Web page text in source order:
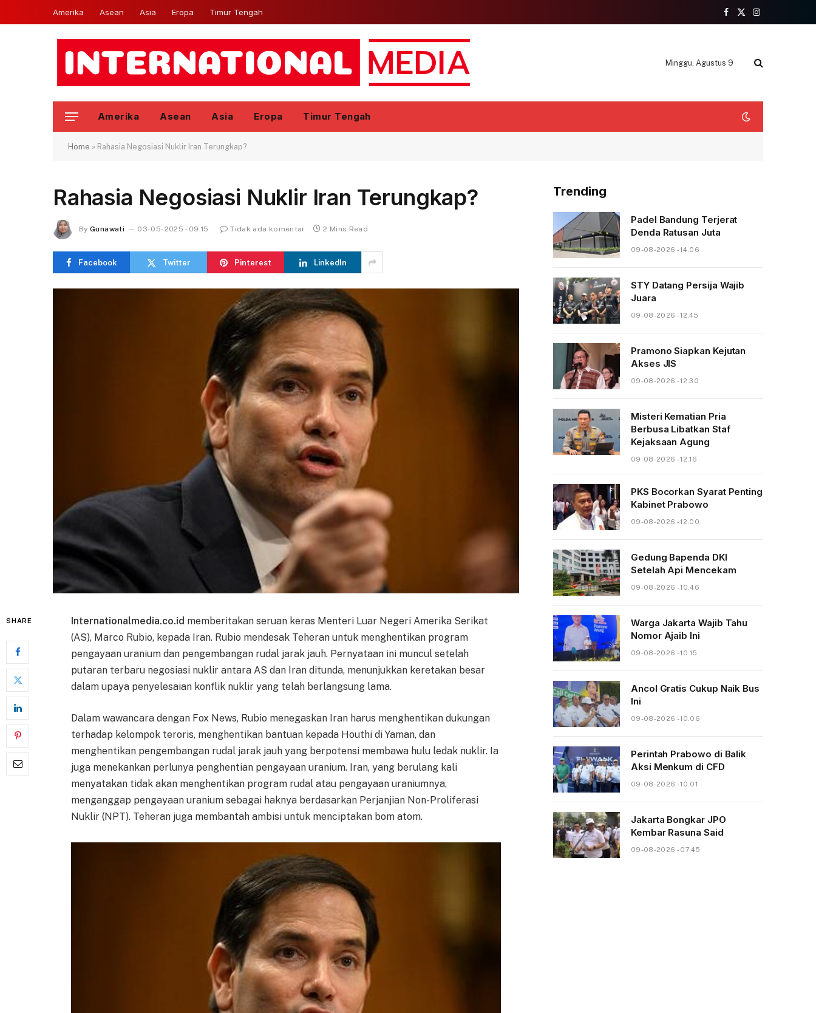
Amerika Asean Asia Eropa Timur Tengah
Facebook
X
Instagram
Minggu, Agustus 9
Amerika Asean Asia Eropa Timur Tengah
Home » Rahasia Negosiasi Nuklir Iran Terungkap?
Rahasia Negosiasi Nuklir Iran Terungkap?
By Gunawati 03-05-2025 - 09.15 Tidak ada komentar 2 Mins Read
Facebook Twitter Pinterest LinkedIn
SHARE Internationalmedia.co.id memberitakan seruan keras Menteri Luar Negeri Amerika Serikat
(AS), Marco Rubio, kepada Iran. Rubio mendesak Teheran untuk menghentikan program
pengayaan uranium dan pengembangan rudal jarak jauh. Pernyataan ini muncul setelah
putaran terbaru negosiasi nuklir antara AS dan Iran ditunda, menunjukkan keretakan besar
dalam upaya penyelesaian konflik nuklir yang telah berlangsung lama.
Dalam wawancara dengan Fox News, Rubio menegaskan Iran harus menghentikan dukungan
terhadap kelompok teroris, menghentikan bantuan kepada Houthi di Yaman, dan
menghentikan pengembangan rudal jarak jauh yang berpotensi membawa hulu ledak nuklir. Ia
juga menekankan perlunya penghentian pengayaan uranium. Iran, yang berulang kali
menyatakan tidak akan menghentikan program rudal atau pengayaan uraniumnya,
menganggap pengayaan uranium sebagai haknya berdasarkan Perjanjian Non-Proliferasi
Nuklir (NPT). Teheran juga membantah ambisi untuk menciptakan bom atom.
Trending
Padel Bandung Terjerat
Denda Ratusan Juta
09-08-2026 - 14.06
STY Datang Persija Wajib
Juara
09-08-2026 - 12.45
Pramono Siapkan Kejutan
Akses JIS
09-08-2026 - 12.30
Misteri Kematian Pria
Berbusa Libatkan Staf
Kejaksaan Agung
09-08-2026 - 12.16
PKS Bocorkan Syarat Penting
Kabinet Prabowo
09-08-2026 - 12.00
Gedung Bapenda DKI
Setelah Api Mencekam
09-08-2026 - 10.46
Warga Jakarta Wajib Tahu
Nomor Ajaib Ini
09-08-2026 - 10.15
Ancol Gratis Cukup Naik Bus
Ini
09-08-2026 - 10.06
Perintah Prabowo di Balik
Aksi Menkum di CFD
09-08-2026 - 10.01
Jakarta Bongkar JPO
Kembar Rasuna Said
09-08-2026 - 07.45